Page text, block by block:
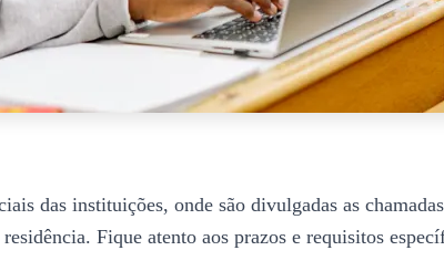
das instituições, onde são divulgadas as
Fique atento aos prazos e requisitos